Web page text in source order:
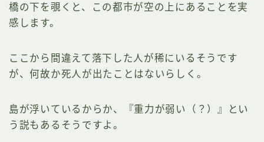
橋の下を覗くと、この都市が空の上にあることを実
感します。
ここから間違えて落下した人が稀にいるそうです
が、何故か死人が出たことはないらしく。
島が浮いているからか、『重力が弱い（？）』とい
う説もあるそうですよ。